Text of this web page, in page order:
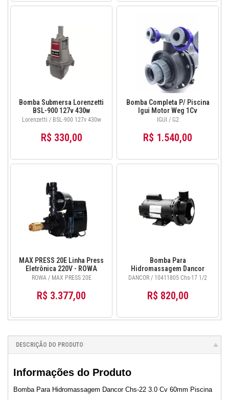
Bomba Submersa Lorenzetti
BSL-900 127v 430w
Lorenzetti / BSL-900 127v 430w
R$ 330,00
Bomba Completa P/ Piscina
Igui Motor Weg 1Cv
110/220v Mod G2
IGUI / G2
R$ 1.540,00
MAX PRESS 20E Linha Press
Eletrônica 220V - ROWA
ROWA / MAX PRESS 20E
R$ 3.377,00
Bomba Para
Hidromassagem Dancor
Chs-17 1/2 Cv Monofásica
DANCOR / 10411805 Chs-17 1/2
R$ 820,00
DESCRIÇÃO DO PRODUTO
Informações do Produto
Bomba Para Hidromassagem Dancor Chs-22 3.0 Cv 60mm Piscina